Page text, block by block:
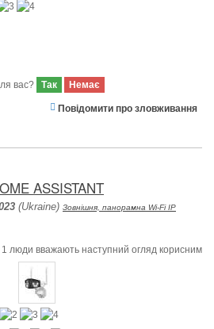
вас? Так Немає
Повідомити про зловживання
ASSISTANT
(Ukraine) Зовнішня, панорамна Wi-Fi IP
1 люди вважають наступний огляд корисним